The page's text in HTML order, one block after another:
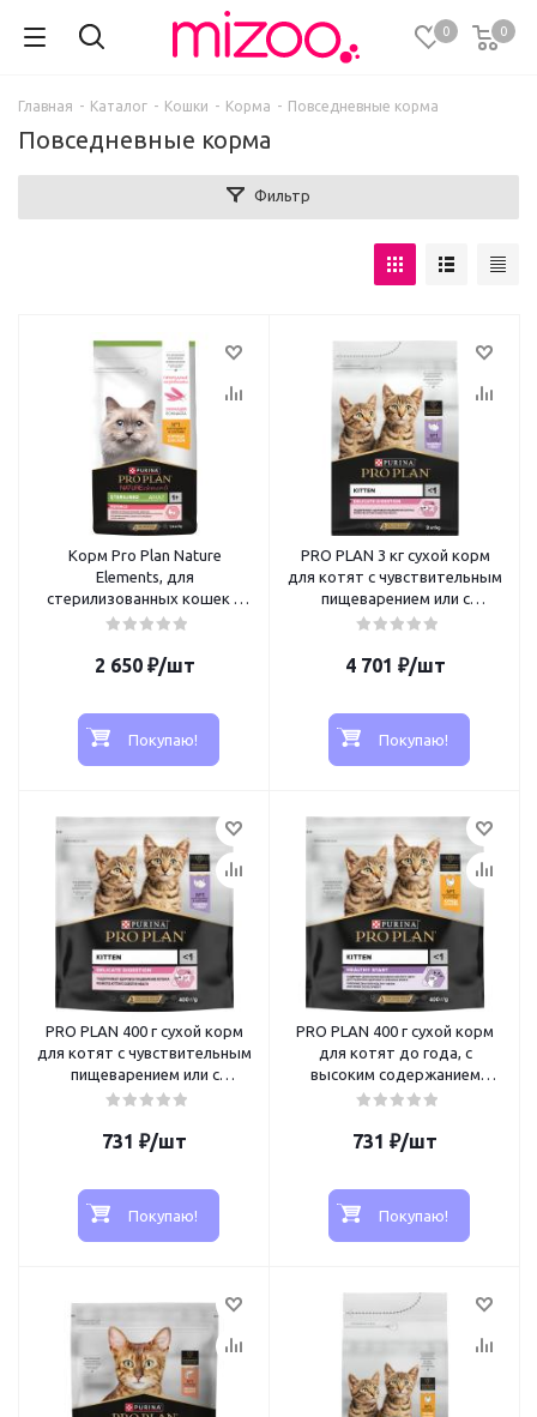
0 0
Главная - Каталог - Кошки - Корма - Повседневные корма
Повседневные корма
Фильтр
Корм Pro Plan Nature
Elements, для
стерилизованных кошек и
кастрированных котов ,
2 650₽/шт
Покупаю!
PRO PLAN 3 кг сухой корм
для котят с чувствительным
пищеварением или с
особыми предпочтениями в
индейки
4 701 ₽/шт
Покупаю!
PRO PLAN 400 г сухой корм
для котят с чувствительным
пищеварением или с
особыми предпочтениями в
индейки
731 ₽/шт
Покупаю!
PRO PLAN 400 г сухой корм
для котят до года, с
высоким содержанием
курицы
731 ₽/шт
Покупаю!